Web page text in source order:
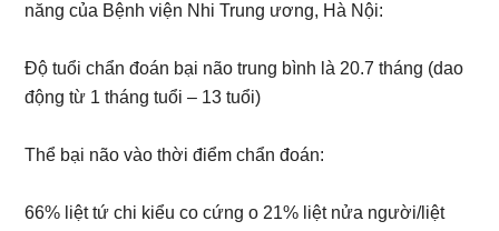
năng của Bệnh viện Nhi Trung ương, Hà Nội:
Độ tuổi chẩn đoán bại não trung bình là 20.7 tháng (dao
động từ 1 tháng tuổi – 13 tuổi)
Thể bại não vào thời điểm chẩn đoán:
66% liệt tứ chi kiểu co cứng o 21% liệt nửa người/liệt